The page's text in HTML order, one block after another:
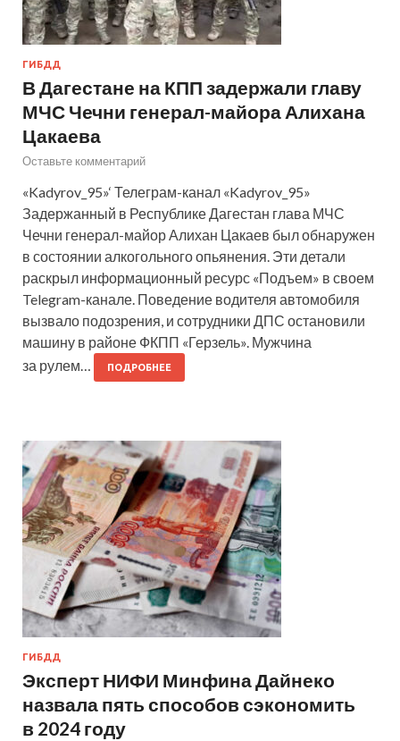
ГИБДД
В Дагестане на КПП задержали главу
МЧС Чечни генерал-майора Алихана
Цакаева
Оставьте комментарий
«Kadyrov_95»‘ Телеграм-канал «Kadyrov_95»
Задержанный в Республике Дагестан глава МЧС
Чечни генерал-майор Алихан Цакаев был обнаружен
в состоянии алкогольного опьянения. Эти детали
раскрыл информационный ресурс «Подъем» в своем
Telegram-канале. Поведение водителя автомобиля
вызвало подозрения, и сотрудники ДПС остановили
машину в районе ФКПП «Герзель». Мужчина
за рулем…
ПОДРОБНЕЕ
ГИБДД
Эксперт НИФИ Минфина Дайнеко
назвала пять способов сэкономить
в 2024 году